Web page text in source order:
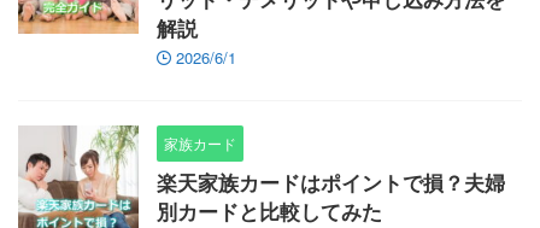
解説
2026/6/1
家族カード
楽天家族カードはポイントで損？夫婦
別カードと比較してみた